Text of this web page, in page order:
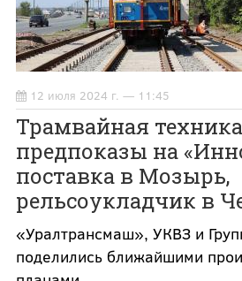
12 июля 2024 г. — 11:45
Трамвайная
предпоказы на
поставка в Мозырь,
рельсоукладчик в
«Уралтрансмаш», УКВЗ и
поделились ближайшими